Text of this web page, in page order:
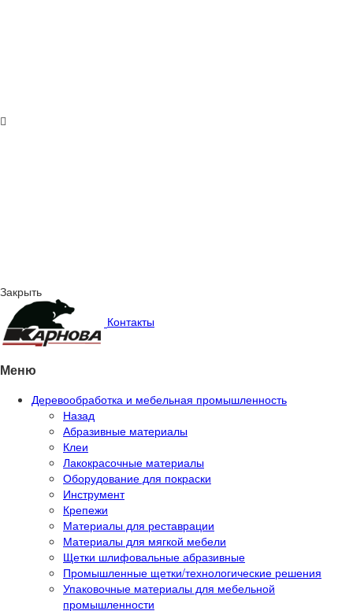
Закрыть
Контакты
Меню
Деревообработка и мебельная промышленность
Назад
Абразивные материалы
Клеи
Лакокрасочные материалы
Оборудование для покраски
Инструмент
Крепежи
Материалы для реставрации
Материалы для мягкой мебели
Щетки шлифовальные абразивные
Промышленные щетки/технологические решения
Упаковочные материалы для мебельной
промышленности